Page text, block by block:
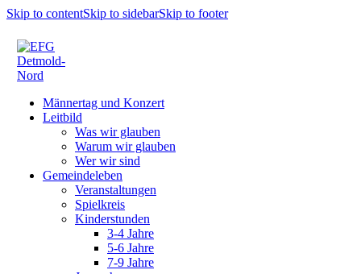
Skip to contentSkip to sidebarSkip to footer
Männertag und Konzert
Leitbild
Was wir glauben
Warum wir glauben
Wer wir sind
Gemeindeleben
Veranstaltungen
Spielkreis
Kinderstunden
3-4 Jahre
5-6 Jahre
7-9 Jahre